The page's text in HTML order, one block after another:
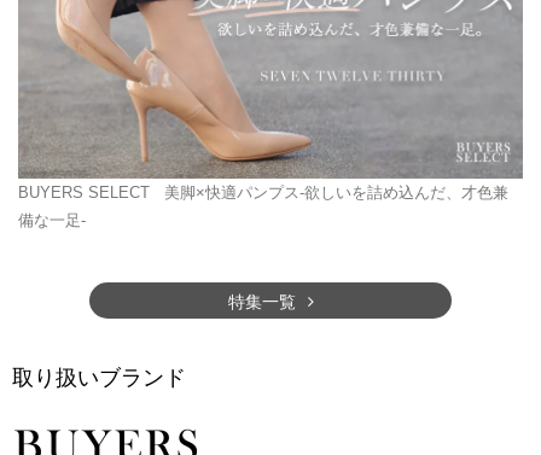
BUYERS SELECT 美脚×快適パンプス-欲しいを詰め込んだ、才色兼
備な一足-
特集一覧
取り扱いブランド